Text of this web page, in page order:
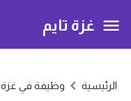
غزة تايم
الرئيسية وظيفة في غزة